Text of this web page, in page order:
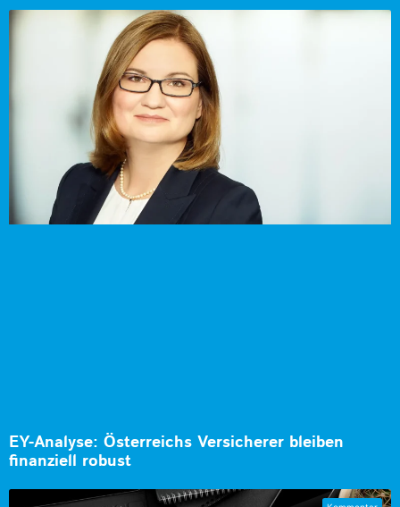
EY-Analyse: Österreichs Versicherer bleiben
finanziell robust